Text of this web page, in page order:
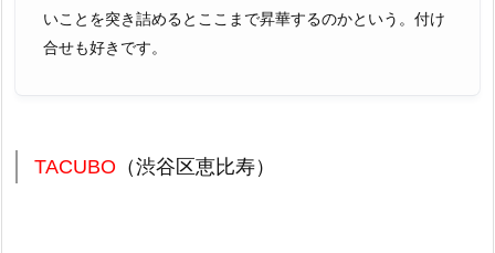
いことを突き詰めるとここまで昇華するのかという。付け
合せも好きです。
TACUBO （渋谷区恵比寿）